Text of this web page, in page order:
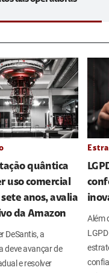
quântica
uso comercial
anos, avalia
da Amazon
DeSantis, a
deve avançar de
e resolver
Além